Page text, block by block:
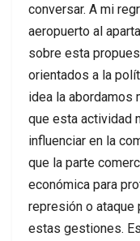
conversar. A mi
aeropuerto al
sobre esta
orientados a la
idea la abordamos
que esta actividad
influenciar en la
que la parte
económica para
represión o ataque
estas gestiones.